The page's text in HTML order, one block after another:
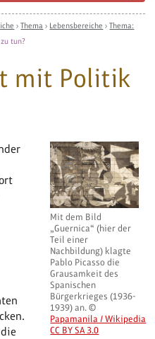
›Thema › Lebensbereiche ›Thema:
tun?
mit Politik
Mit dem Bild
„Guernica“ (hier der
Teil einer
Nachbildung) klagte
Pablo Picasso die
Grausamkeit des
Spanischen
Bürgerkrieges (1936-
1939) an. ©
Papamanila / Wikipedia
CC BY SA 3.0